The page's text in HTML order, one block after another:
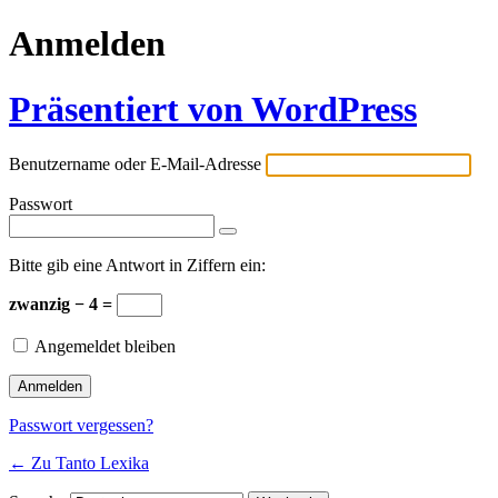
Anmelden
Präsentiert von WordPress
Benutzername oder E-Mail-Adresse
Passwort
Bitte gib eine Antwort in Ziffern ein:
zwanzig − 4 =
Angemeldet bleiben
Passwort vergessen?
← Zu Tanto Lexika